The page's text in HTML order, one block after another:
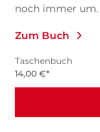
noch immer
Zum Buch
Taschenbuch
14,00 €*